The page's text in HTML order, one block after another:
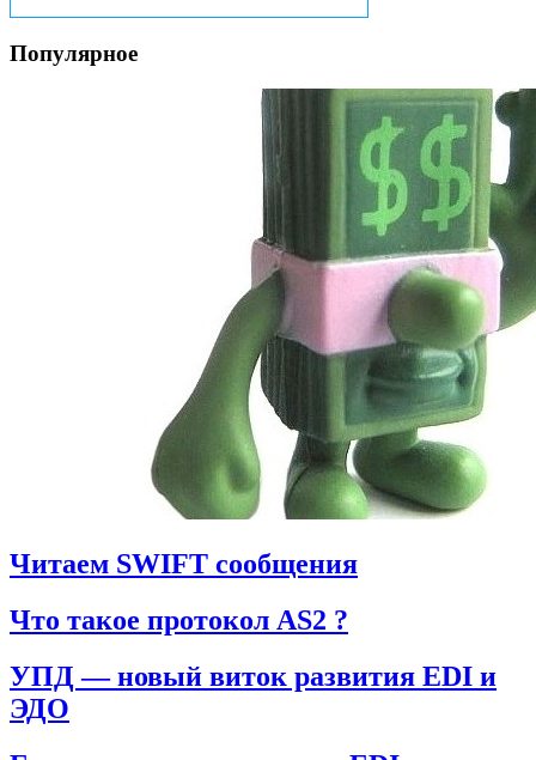
Популярное
Читаем SWIFT сообщения
Что такое протокол AS2 ?
УПД — новый виток развития EDI и
ЭДО